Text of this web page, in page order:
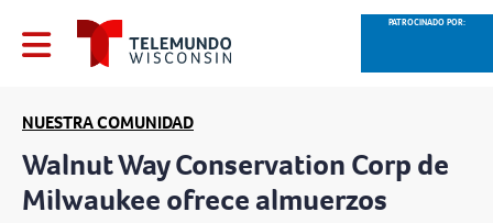
PATROCINADO POR:
NUESTRA COMUNIDAD
Walnut Way Conservation Corp de
Milwaukee ofrece almuerzos